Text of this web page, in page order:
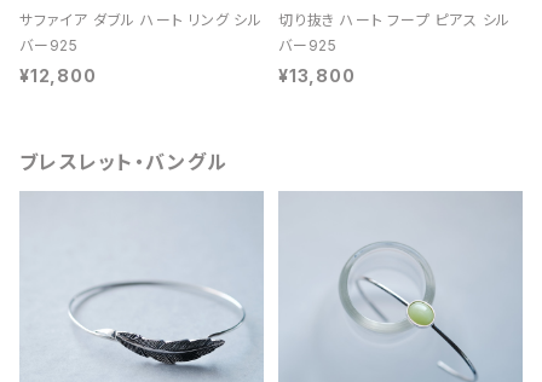
サファイア ダブル ハート リング シル
バー925
¥12,800
切り抜き ハート フープ ピアス シル
バー925
¥13,800
ブレスレット・バングル